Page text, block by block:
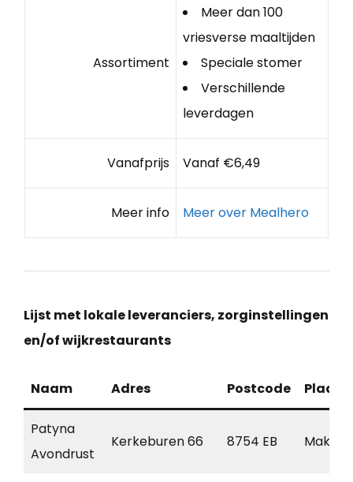
Assortiment
Meer dan 100
vriesverse maaltijden
Speciale stomer
Verschillende
leverdagen
Vanafprijs Vanaf €6,49
Meer info Meer over Mealhero
Lijst met lokale leveranciers, zorginstellingen
en/of wijkrestaurants
Naam Adres Postcode Plaats
Patyna
Avondrust
Kerkeburen 66 8754 EB